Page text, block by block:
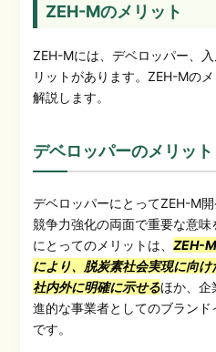
ZEH-Mのメリット
ZEH-Mには、デベロッパー、
リットがあります。ZEH-Mの
解説します。
デベロッパーのメリット
デベロッパーにとってZEH-M
競争力強化の両面で重要な意
にとってのメリットは、ZEH-
により、脱炭素社会実現に向
社内外に明確に示せるほか、企
進的な事業者としてのブラン
です。